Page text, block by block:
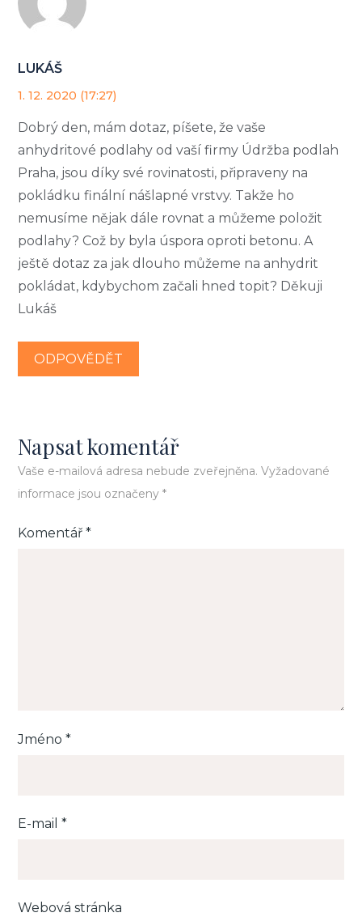
LUKÁŠ
1. 12. 2020 (17:27)
Dobrý den, mám dotaz, píšete, že vaše
anhydritové podlahy od vaší firmy Údržba podlah
Praha, jsou díky své rovinatosti, připraveny na
pokládku finální nášlapné vrstvy. Takže ho
nemusíme nějak dále rovnat a můžeme položit
podlahy? Což by byla úspora oproti betonu. A
ještě dotaz za jak dlouho můžeme na anhydrit
pokládat, kdybychom začali hned topit? Děkuji
Lukáš
ODPOVĚDĚT
Napsat komentář
Vaše e-mailová adresa nebude zveřejněna. Vyžadované
informace jsou označeny*
Komentář*
Jméno*
E-mail*
Webová stránka